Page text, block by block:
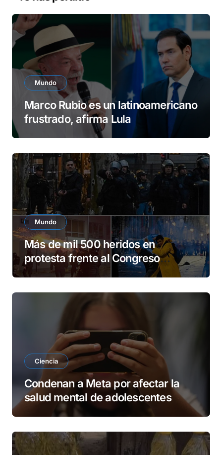
e
o
Mundo
Marco Rubio es un latinoamericano
frustrado, afirma Lula
Mundo
Más de mil 500 heridos en
protesta frente al Congreso
argentino
Ciencia
Condenan a Meta por afectar la
salud mental de adolescentes